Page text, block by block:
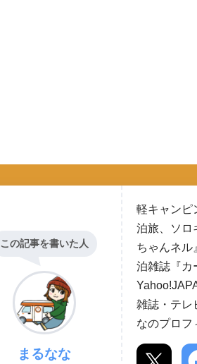
この記事を書いた人
まるなな
軽キャンピ
泊旅、ソロ
ちゃんネル
泊雑誌『カ
雑誌・テレ
なのプロフ